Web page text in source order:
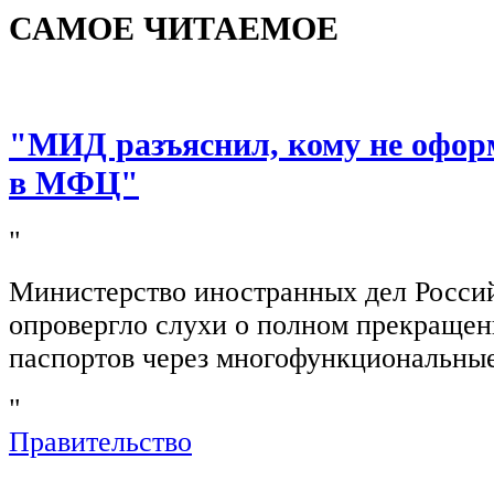
САМОЕ ЧИТАЕМОЕ
"МИД разъяснил, кому не
в МФЦ"
"
Министерство иностранных дел
опровергло слухи о полном
паспортов через
"
Правительство